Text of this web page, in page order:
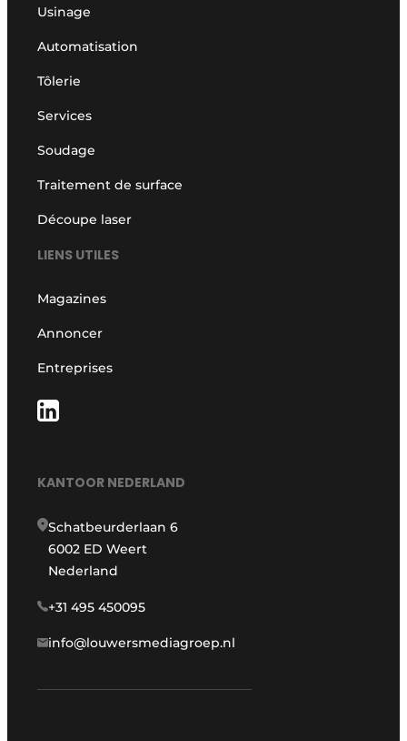
Usinage
Automatisation
Tôlerie
Services
Soudage
Traitement de surface
Découpe laser
LIENS UTILES
Magazines
Annoncer
Entreprises
KANTOOR NEDERLAND
Schatbeurderlaan 6
6002 ED Weert
Nederland
+31 495 450095
info@louwersmediagroep.nl